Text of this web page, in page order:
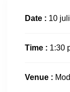
Date : 10
Time : 1:30
Venue :